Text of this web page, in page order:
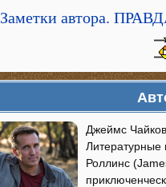
Заметки автора.
Джеймс
Роллинс